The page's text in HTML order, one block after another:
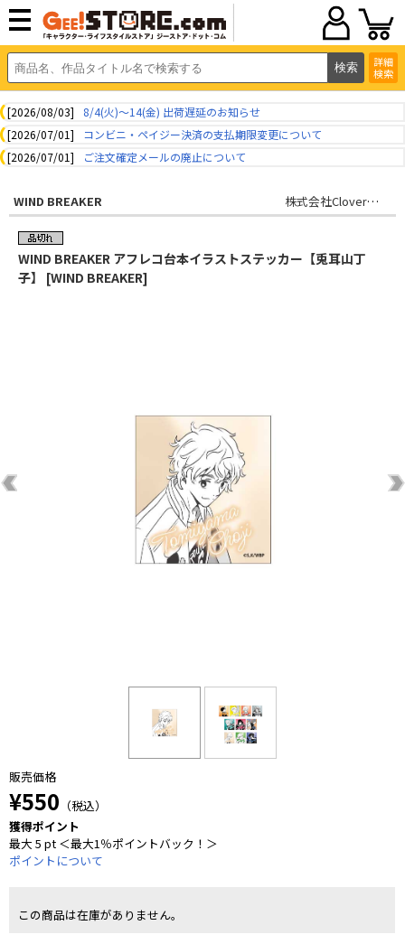
詳細
検索
[2026/08/03]
8/4(火)～14(金) 出荷遅延のお知らせ
[2026/07/01]
コンビニ・ペイジー決済の支払期限変更について
[2026/07/01]
ご注文確定メールの廃止について
WIND BREAKER 株式会社CloverWorks
WIND BREAKER アフレコ台本イラストステッカー【兎耳山丁
子】 [WIND BREAKER]
販売価格
¥550 （税込）
獲得ポイント
最大 5 pt ＜最大1％ポイントバック！＞
ポイントについて
この商品は在庫がありません。